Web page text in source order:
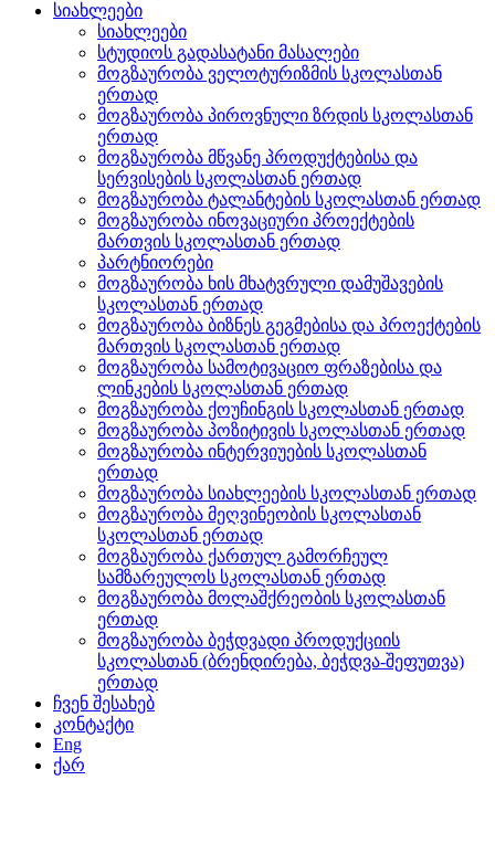
სიახლეები
სიახლეები
სტუდიოს გადასატანი მასალები
მოგზაურობა ველოტურიზმის სკოლასთან
ერთად
მოგზაურობა პიროვნული ზრდის სკოლასთან
ერთად
მოგზაურობა მწვანე პროდუქტებისა და
სერვისების სკოლასთან ერთად
მოგზაურობა ტალანტების სკოლასთან ერთად
მოგზაურობა ინოვაციური პროექტების
მართვის სკოლასთან ერთად
პარტნიორები
მოგზაურობა ხის მხატვრული დამუშავების
სკოლასთან ერთად
მოგზაურობა ბიზნეს გეგმებისა და პროექტების
მართვის სკოლასთან ერთად
მოგზაურობა სამოტივაციო ფრაზებისა და
ლინკების სკოლასთან ერთად
მოგზაურობა ქოუჩინგის სკოლასთან ერთად
მოგზაურობა პოზიტივის სკოლასთან ერთად
მოგზაურობა ინტერვიუების სკოლასთან
ერთად
მოგზაურობა სიახლეების სკოლასთან ერთად
მოგზაურობა მეღვინეობის სკოლასთან
სკოლასთან ერთად
მოგზაურობა ქართულ გამორჩეულ
სამზარეულოს სკოლასთან ერთად
მოგზაურობა მოლაშქრეობის სკოლასთან
ერთად
მოგზაურობა ბეჭდვადი პროდუქციის
სკოლასთან (ბრენდირება, ბეჭდვა-შეფუთვა)
ერთად
ჩვენ შესახებ
კონტაქტი
Eng
ქარ